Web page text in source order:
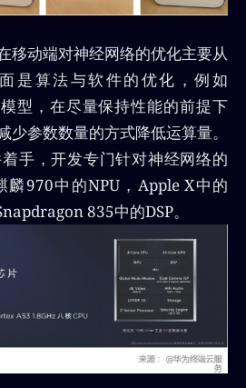
移动端对神经网络的优化主要从
是算法与软件的优化，例如
型，在尽量保持性能的前提下
少参数数量的方式降低运算量。
手，开发专门针对神经网络的
麟970中的NPU，Apple X中的
835中的DSP。